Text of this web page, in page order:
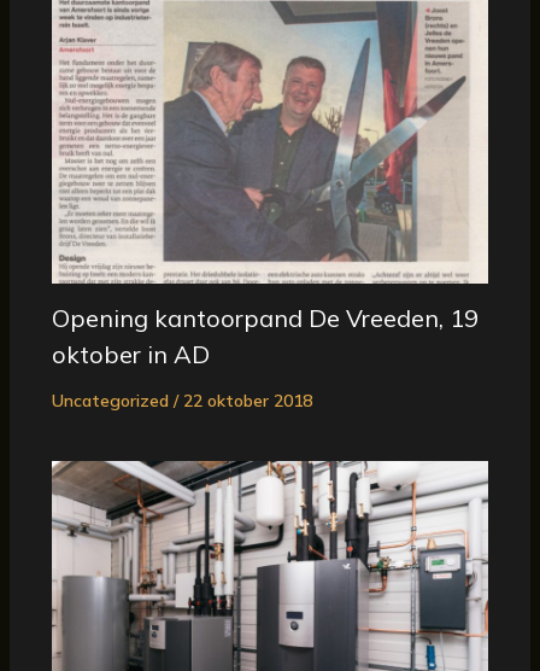
Opening kantoorpand De Vreeden, 19
oktober in AD
Uncategorized / 22 oktober 2018